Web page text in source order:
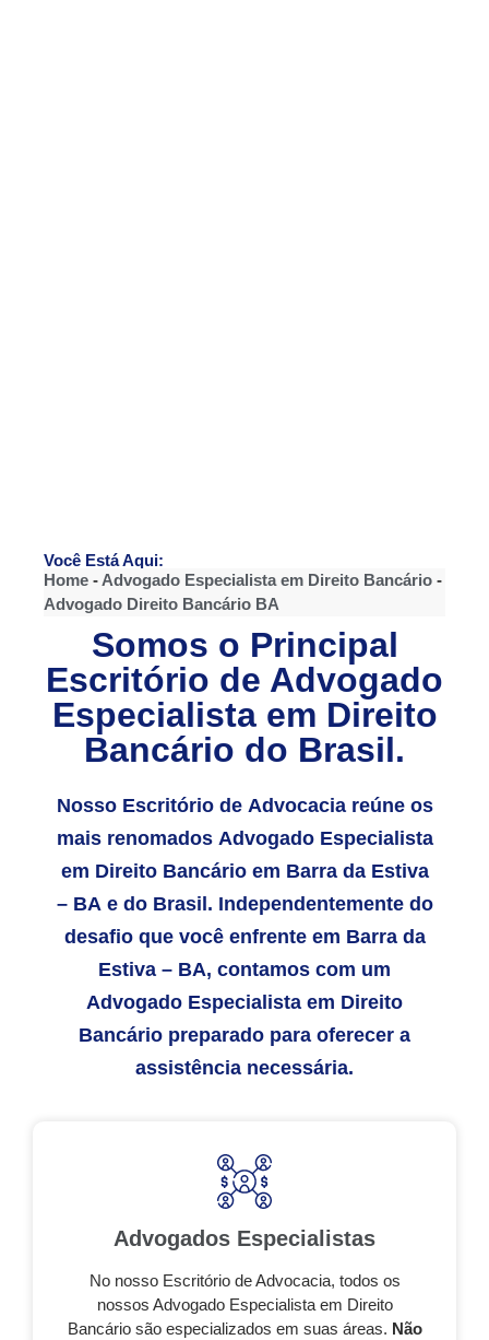
Você Está Aqui:
Home - Advogado Especialista em Direito Bancário -
Advogado Direito Bancário BA
Somos o Principal
Escritório de Advogado
Especialista em Direito
Bancário do Brasil.
Nosso Escritório de Advocacia reúne os
mais renomados Advogado Especialista
em Direito Bancário em Barra da Estiva
– BA e do Brasil. Independentemente do
desafio que você enfrente em Barra da
Estiva – BA, contamos com um
Advogado Especialista em Direito
Bancário preparado para oferecer a
assistência necessária.
Advogados Especialistas
No nosso Escritório de Advocacia, todos os
nossos Advogado Especialista em Direito
Bancário são especializados em suas áreas. Não